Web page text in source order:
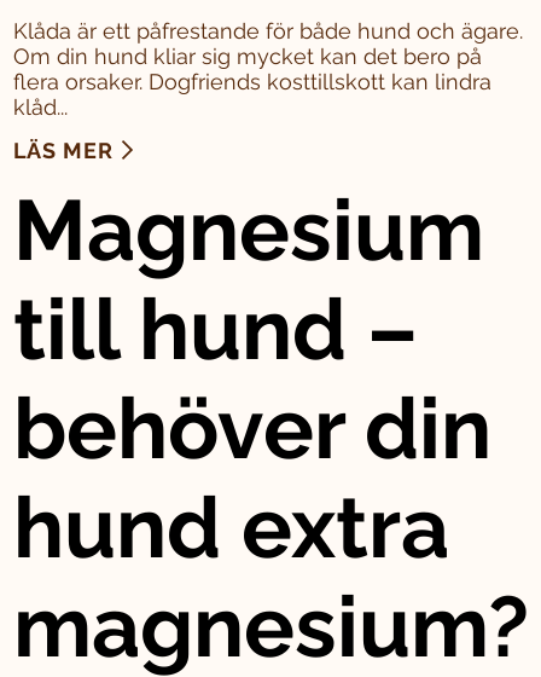
Klåda är ett påfrestande för både hund och ägare.
Om din hund kliar sig mycket kan det bero på
flera orsaker. Dogfriends kosttillskott kan lindra
klåd...
LÄS MER
Magnesium
till hund –
behöver din
hund extra
magnesium?